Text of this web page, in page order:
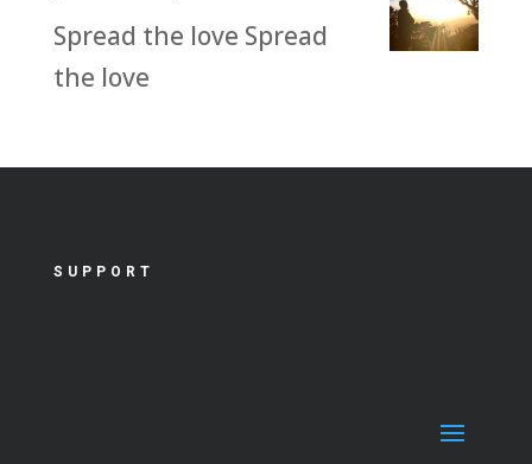
Spread the love Spread
the love
SUPPORT